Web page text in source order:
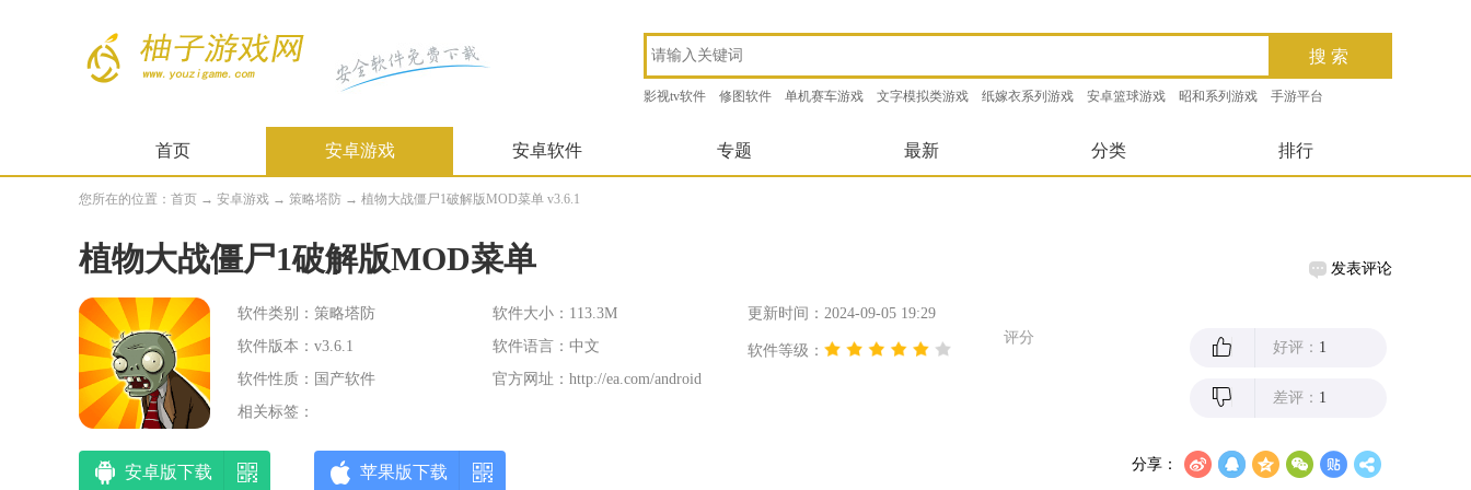
影视tv软件 修图软件 单机赛车游戏 文字模拟类游戏 纸嫁衣系列游戏 安卓篮球游戏 昭和系列游戏 手游平台
首页 安卓游戏 安卓软件 专题 最新 分类 排行
您所在的位置： 首页 → 安卓游戏 → 策略塔防 → 植物大战僵尸1破解版MOD菜单 v3.6.1
植物大战僵尸1破解版MOD菜单 发表评论
软件类别：策略塔防 软件大小：113.3M
更新时间：2024-09-05 19:29
软件版本：v3.6.1
软件语言：中文
软件等级：
软件性质：国产软件
官方网址： http://ea.com/android
相关标签：
评分
好评： 1
差评： 1
安卓版下载 苹果版下载 分享：